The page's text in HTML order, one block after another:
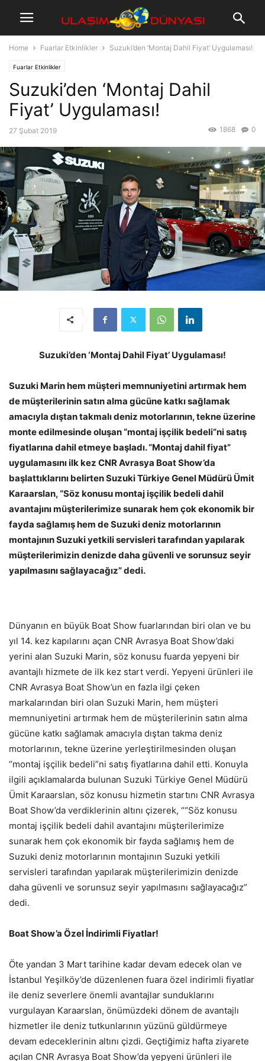
Home Fuarlar Etkinlikler Suzuki’den ‘Montaj Dahil Fiyat’ Uygulaması!
Fuarlar Etkinlikler
Suzuki’den ‘Montaj Dahil
Fiyat’ Uygulaması!
27 Şubat 2019 0
1868
Suzuki’den ‘Montaj Dahil Fiyat’ Uygulaması!
Suzuki Marin hem müşteri memnuniyetini artırmak hem
de müşterilerinin satın alma gücüne katkı sağlamak
amacıyla dıştan takmalı deniz motorlarının, tekne üzerine
monte edilmesinde oluşan “montaj işçilik bedeli”ni satış
fiyatlarına dahil etmeye başladı. “Montaj dahil fiyat”
uygulamasını ilk kez CNR Avrasya Boat Show’da
başlattıklarını belirten Suzuki Türkiye Genel Müdürü Ümit
Karaarslan, “Söz konusu montaj işçilik bedeli dahil
avantajını müşterilerimize sunarak hem çok ekonomik bir
fayda sağlamış hem de Suzuki deniz motorlarının
montajının Suzuki yetkili servisleri tarafından yapılarak
müşterilerimizin denizde daha güvenli ve sorunsuz seyir
yapılmasını sağlayacağız” dedi.
Dünyanın en büyük Boat Show fuarlarından biri olan ve bu
yıl 14. kez kapılarını açan CNR Avrasya Boat Show’daki
yerini alan Suzuki Marin, söz konusu fuarda yepyeni bir
avantajlı hizmete de ilk kez start verdi. Yepyeni ürünleri ile
CNR Avrasya Boat Show’un en fazla ilgi çeken
markalarından biri olan Suzuki Marin, hem müşteri
memnuniyetini artırmak hem de müşterilerinin satın alma
gücüne katkı sağlamak amacıyla dıştan takma deniz
motorlarının, tekne üzerine yerleştirilmesinden oluşan
“montaj işçilik bedeli”ni satış fiyatlarına dahil etti. Konuyla
ilgili açıklamalarda bulunan Suzuki Türkiye Genel Müdürü
Ümit Karaarslan, söz konusu hizmetin startını CNR Avrasya
Boat Show’da verdiklerinin altını çizerek, ““Söz konusu
montaj işçilik bedeli dahil avantajını müşterilerimize
sunarak hem çok ekonomik bir fayda sağlamış hem de
Suzuki deniz motorlarının montajının Suzuki yetkili
servisleri tarafından yapılarak müşterilerimizin denizde
daha güvenli ve sorunsuz seyir yapılmasını sağlayacağız”
dedi.
Boat Show’a Özel İndirimli Fiyatlar!
Öte yandan 3 Mart tarihine kadar devam edecek olan ve
İstanbul Yeşilköy’de düzenlenen fuara özel indirimli fiyatlar
ile deniz severlere önemli avantajlar sunduklarını
vurgulayan Karaarslan, önümüzdeki dönem de avantajlı
hizmetler ile deniz tutkunlarının yüzünü güldürmeye
devam edeceklerinin altını çizdi. Geçtiğimiz hafta ziyarete
açılan CNR Avrasya Boat Show’da yepyeni ürünleri ile